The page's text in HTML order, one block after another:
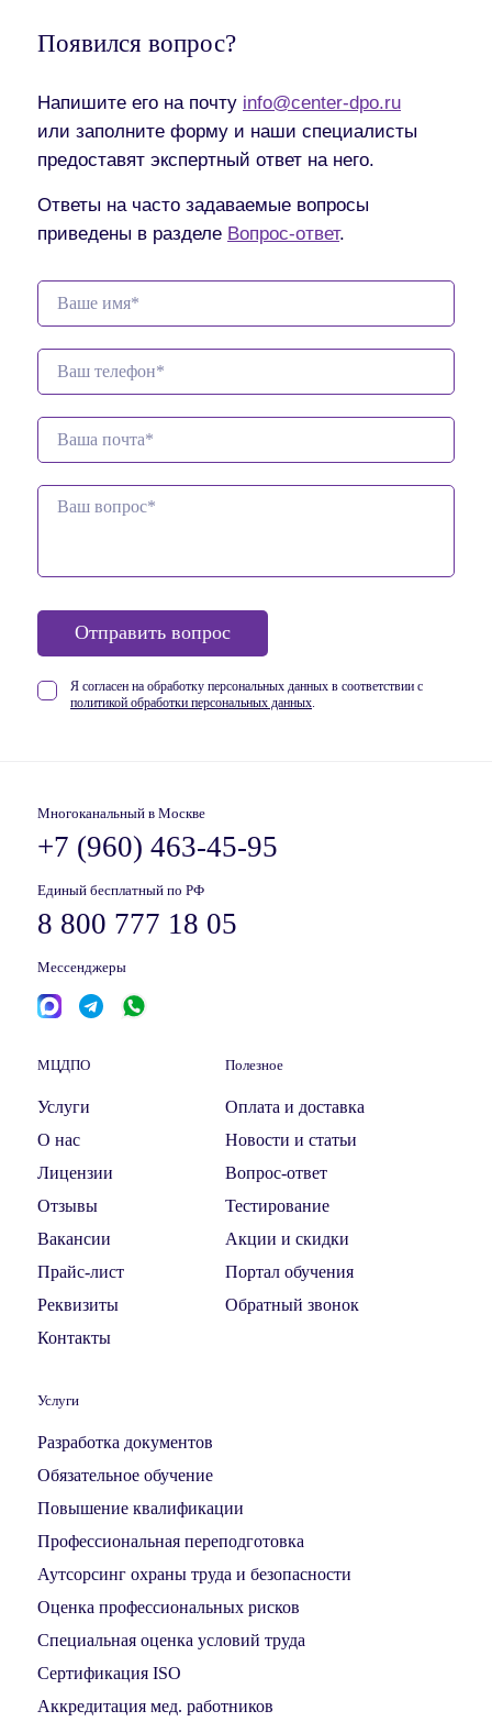
Появился вопрос?
Напишите его на почту info@center-dpo.ru
или заполните форму и наши специалисты
предоставят экспертный ответ на него.
Ответы на часто задаваемые вопросы
приведены в разделе Вопрос-ответ.
Отправить вопрос
Я согласен на обработку персональных данных в соответствии с
политикой обработки персональных данных
Многоканальный в Москве
+7 (960) 463-45-95
Единый бесплатный по РФ
8 800 777 18 05
Мессенджеры
МЦДПО
Услуги
О нас
Лицензии
Отзывы
Вакансии
Прайс-лист
Реквизиты
Контакты
Полезное
Оплата и доставка
Новости и статьи
Вопрос-ответ
Тестирование
Акции и скидки
Портал обучения
Обратный звонок
Услуги
Разработка документов
Обязательное обучение
Повышение квалификации
Профессиональная переподготовка
Аутсорсинг охраны труда и безопасности
Оценка профессиональных рисков
Специальная оценка условий труда
Сертификация ISO
Аккредитация мед. работников